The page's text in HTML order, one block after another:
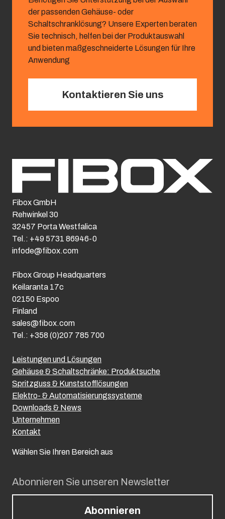
der passenden Gehäuse- oder
Schaltschranklösung? Unsere Experten beraten
Sie technisch, helfen bei der Produktauswahl
und bieten maßgeschneiderte Lösungen für Ihre
Anwendung
Kontaktieren Sie uns
Abonnieren Sie unseren Newsletter
Abonnieren
Leistungen und Lösungen
Gehäuse & Schaltschränke: Produktsuche
Spritzguss & Kunststofflösungen
Elektro- & Automatisierungssysteme
Downloads & News
Unternehmen
Kontakt
Wählen Sie Ihren Bereich aus
Fibox GmbH
Rehwinkel 30
32457 Porta Westfalica
Tel.: +49 5731 86946-0
infode@fibox.com
Fibox Group Headquarters
Keilaranta 17c
02150 Espoo
Finland
sales@fibox.com
Tel.: +358 (0)207 785 700